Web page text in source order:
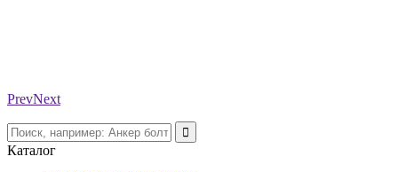
PrevNext
Каталог